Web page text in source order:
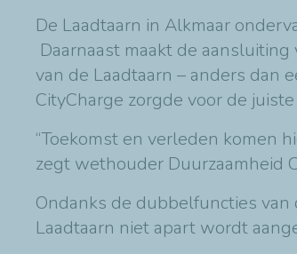
De Laadtaarn in Alkmaar
Daarnaast maakt de
van de Laadtaarn – anders dan
CityCharge zorgde voor de
“Toekomst en verleden komen
zegt wethouder Duurzaamheid
Ondanks de dubbelfuncties
Laadtaarn niet apart wordt